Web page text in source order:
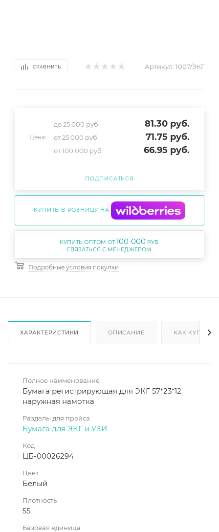
СРАВНИТЬ Артикул: 1007/ЭКГ
Цена:
до 25 000 руб 81.30 руб.
от 25 000 руб 71.75 руб.
от 100 000 руб 66.95 руб.
ПОДПИСАТЬСЯ
КУПИТЬ В РОЗНИЦУ НА
КУПИТЬ ОПТОМ ОТ100 000РУБ.
Подробные условия покупки
ХАРАКТЕРИСТИКИ ОПИСАНИЕ КАК КУПИТЬ
Полное наименование
Бумага регистрирующая для ЭКГ 57*23*12
наружная намотка
Разделы для прайса
Бумага для ЭКГ и УЗИ
Код
ЦБ-00026294
Цвет
Белый
Плотность
55
Базовая единица